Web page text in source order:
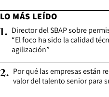
LO MÁS LEÍDO
1. Director del SBAP sobre
“El foco ha sido la calidad
agilización”
2. Por qué las empresas están
valor del talento senior para